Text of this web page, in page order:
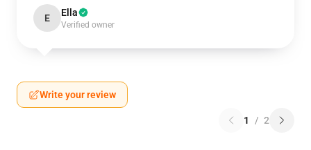
E Ella
Verified owner
Write your review
1 / 2